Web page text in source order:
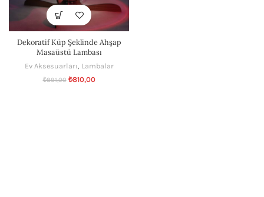
Dekoratif Küp Şeklinde Ahşap
Masaüstü Lambası
Ev Aksesuarları, Lambalar
₺891,00 ₺810,00